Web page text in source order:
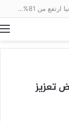
وزير الاقتصاد: معدل التمدرس الفعلي في موريتانيا ارتفع من 81% إلى 96% بين 2019 و2025
تعزيز